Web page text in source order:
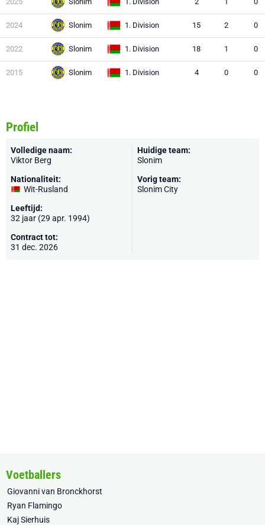
2024 Slonim 1. Division 15 2 0
2022 Slonim 1. Division 18 1 0
2015 Slonim 1. Division 4 0 0
Profiel
Volledige naam:
Viktor Berg
Nationaliteit:
Wit-Rusland
Leeftijd:
32 jaar (29 apr. 1994)
Contract tot:
31 dec. 2026
Huidige team:
Slonim
Vorig team:
Slonim City
Voetballers
Giovanni van Bronckhorst
Ryan Flamingo
Kaj Sierhuis